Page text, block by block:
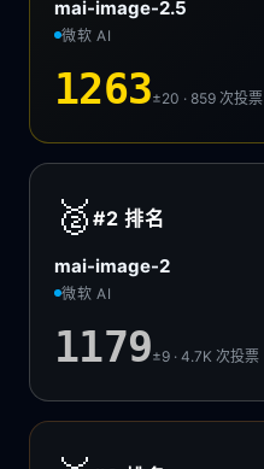
mai-image-2.5
微软 AI
1263±20 · 859次投票
🥈 #2排名
mai-image-2
微软 AI
1179±9 · 4.7K次投票